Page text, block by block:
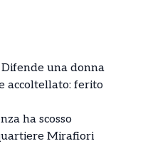
una donna
accoltellato: ferito
ha scosso
Mirafiori